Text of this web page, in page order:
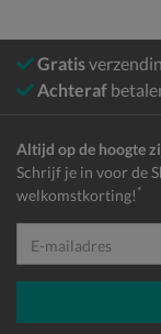
Gratis
Achteraf
Altijd op de hoogte
Schrijf je in voor de
welkomstkorting! *
E-mailadres